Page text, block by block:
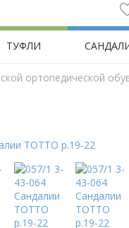
ТУФЛИ
ортопедической